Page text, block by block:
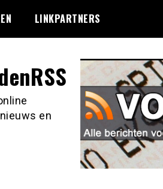
LINKPARTNERS
en